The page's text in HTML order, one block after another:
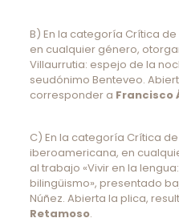
B) En la categoría Crítica
en cualquier género,
Villaurrutia: espejo de la
seudónimo Benteveo.
corresponder a Francisco
C) En la categoría Crítica
iberoamericana, en
al trabajo «Vivir en la
bilingüismo», presentado
Núñez. Abierta la plica,
Retamoso.